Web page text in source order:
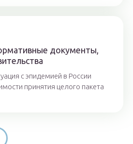
документы,
с эпидемией в России
принятия целого пакета